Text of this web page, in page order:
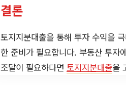
결론
토지지분대출을 통해 투자 수익을
한 준비가 필요합니다. 부동산 투자
조달이 필요하다면 토지지분대출을